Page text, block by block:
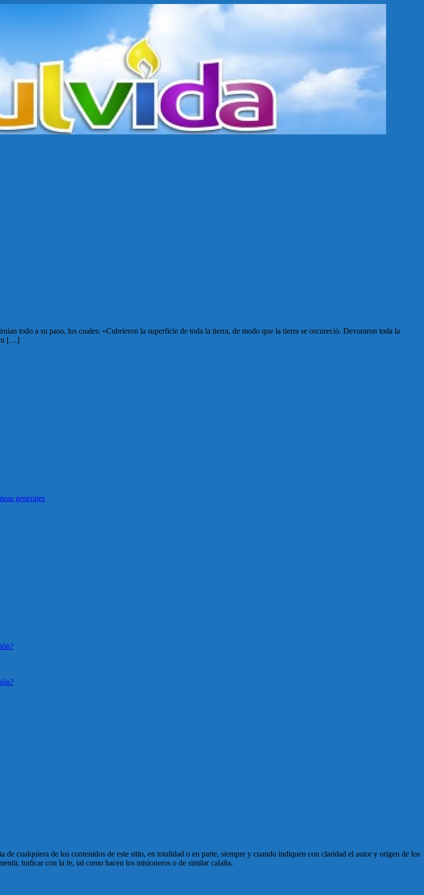
todo a su paso, los cuales: «Cubrieron la superficie de toda la tierra, de modo que la tierra se oscureció. Devoraron toda la
[…]
generales
cualquiera de los contenidos de este sitio, en totalidad o en parte, siempre y cuando indiquen con claridad el autor y origen de los
traficar con la fe, tal como hacen los misioneros o de similar calaña.